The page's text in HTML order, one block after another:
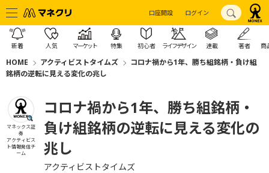
口座開設 ログイン
新着 人気 マーケット 特集 初心者 ライフデザイン 連載 著者 商
HOME アクティビストタイムズ
コロナ禍から1年、勝ち組銘柄・負け組
銘柄の逆転に見える変化の兆し
マネックス証
券
アクティビス
ト情報発信チ
ーム
コロナ禍から1年、勝ち組銘柄・
負け組銘柄の逆転に見える変化の
兆し
アクティビストタイムズ